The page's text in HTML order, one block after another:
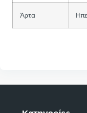
Άρτα